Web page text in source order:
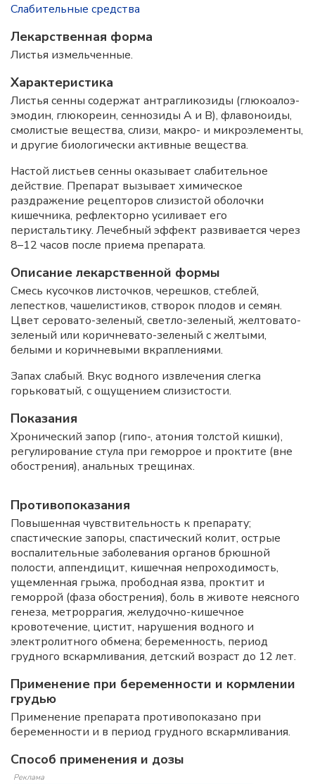
Слабительные средства
Лекарственная форма
Листья измельченные.
Характеристика
Листья сенны содержат антрагликозиды (глюкоалоэ-
эмодин, глюкореин, сеннозиды A и B), флавоноиды,
смолистые вещества, слизи, макро- и микроэлементы,
и другие биологически активные вещества.
Настой листьев сенны оказывает слабительное
действие. Препарат вызывает химическое
раздражение рецепторов слизистой оболочки
кишечника, рефлекторно усиливает его
перистальтику. Лечебный эффект развивается через
8–12 часов после приема препарата.
Описание лекарственной формы
Смесь кусочков листочков, черешков, стеблей,
лепестков, чашелистиков, створок плодов и семян.
Цвет серовато-зеленый, светло-зеленый, желтовато-
зеленый или коричневато-зеленый с желтыми,
белыми и коричневыми вкраплениями.
Запах слабый. Вкус водного извлечения слегка
горьковатый, с ощущением слизистости.
Показания
Хронический запор (гипо-, атония толстой кишки),
регулирование стула при геморрое и проктите (вне
обострения), анальных трещинах.
Противопоказания
Повышенная чувствительность к препарату;
спастические запоры, спастический колит, острые
воспалительные заболевания органов брюшной
полости, аппендицит, кишечная непроходимость,
ущемленная грыжа, прободная язва, проктит и
геморрой (фаза обострения), боль в животе неясного
генеза, метроррагия, желудочно-кишечное
кровотечение, цистит, нарушения водного и
электролитного обмена; беременность, период
грудного вскармливания, детский возраст до 12 лет.
Применение при беременности и кормлении
грудью
Применение препарата противопоказано при
беременности и в период грудного вскармливания.
Способ применения и дозы
Реклама